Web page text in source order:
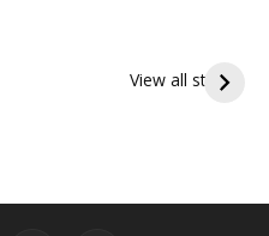
View all stories
ఇంద్రకీలాద్రి గిరి ప్రదక్షిణ